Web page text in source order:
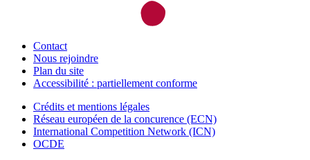
Contact
Nous rejoindre
Plan du site
Accessibilité : partiellement conforme
Crédits et mentions légales
Réseau européen de la concurence (ECN)
International Competition Network (ICN)
OCDE